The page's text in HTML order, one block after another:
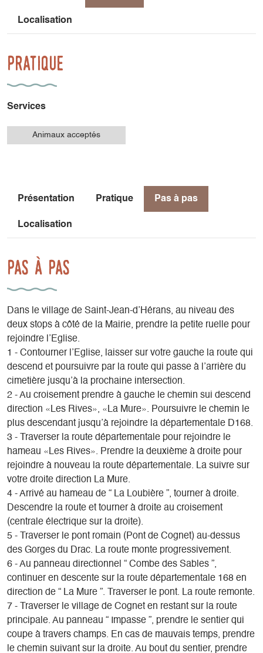
Localisation
Pratique
Services
Animaux acceptés
Présentation Pratique Pas à pas
Localisation
Pas à pas
Dans le village de Saint-Jean-d’Hérans, au niveau des
deux stops à côté de la Mairie, prendre la petite ruelle pour
rejoindre l’Eglise.
1 - Contourner l’Eglise, laisser sur votre gauche la route qui
descend et poursuivre par la route qui passe à l’arrière du
cimetière jusqu’à la prochaine intersection.
2 - Au croisement prendre à gauche le chemin sui descend
direction «Les Rives», «La Mure». Poursuivre le chemin le
plus descendant jusqu’à rejoindre la départementale D168.
3 - Traverser la route départementale pour rejoindre le
hameau «Les Rives». Prendre la deuxième à droite pour
rejoindre à nouveau la route départementale. La suivre sur
votre droite direction La Mure.
4 - Arrivé au hameau de “ La Loubière ”, tourner à droite.
Descendre la route et tourner à droite au croisement
(centrale électrique sur la droite).
5 - Traverser le pont romain (Pont de Cognet) au-dessus
des Gorges du Drac. La route monte progressivement.
6 - Au panneau directionnel “ Combe des Sables ”,
continuer en descente sur la route départementale 168 en
direction de “ La Mure ”. Traverser le pont. La route remonte.
7 - Traverser le village de Cognet en restant sur la route
principale. Au panneau “ Impasse ”, prendre le sentier qui
coupe à travers champs. En cas de mauvais temps, prendre
le chemin suivant sur la droite. Au bout du sentier, prendre